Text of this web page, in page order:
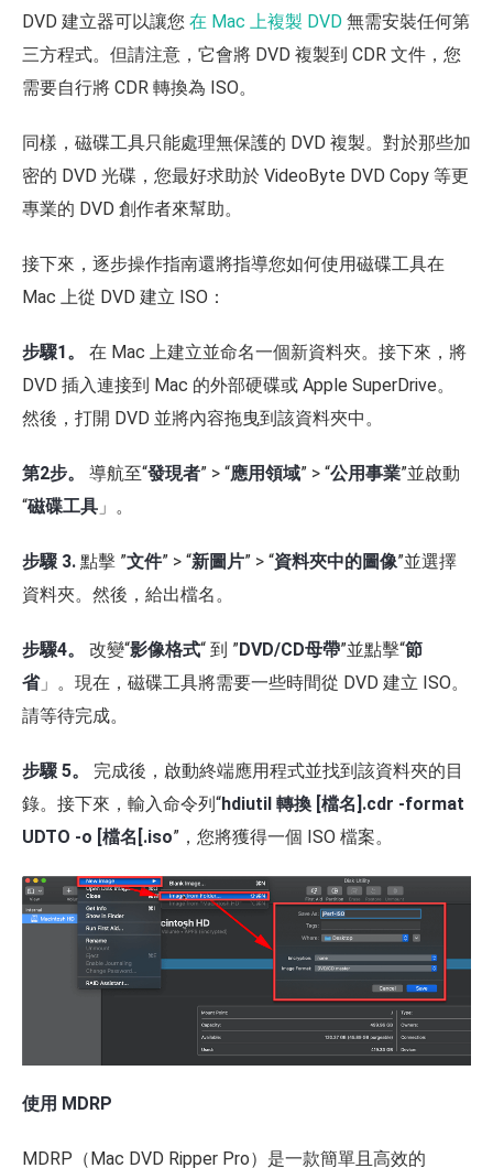
DVD 建立器可以讓您 在 Mac 上複製 DVD 無需安裝任何第
三方程式。但請注意，它會將 DVD 複製到 CDR 文件，您
需要自行將 CDR 轉換為 ISO。
同樣，磁碟工具只能處理無保護的 DVD 複製。對於那些加
密的 DVD 光碟，您最好求助於 VideoByte DVD Copy 等更
專業的 DVD 創作者來幫助。
接下來，逐步操作指南還將指導您如何使用磁碟工具在
Mac 上從 DVD 建立 ISO：
步驟1。
在 Mac 上建立並命名一個新資料夾。接下來，將
DVD 插入連接到 Mac 的外部硬碟或 Apple SuperDrive。
然後，打開 DVD 並將內容拖曳到該資料夾中。
第2步。 導航至“發現者” > “應用領域” > “公用事業”並啟動
“磁碟工具 」。
步驟 3. 點擊 ”文件” > “新圖片” > “資料夾中的圖像”並選擇
資料夾。然後，給出檔名。
步驟4。 改變“影像格式“ 到 ”DVD/CD母帶”並點擊“節
省」。現在，磁碟工具將需要一些時間從 DVD 建立 ISO。
請等待完成。
步驟 5。
完成後，啟動終端應用程式並找到該資料夾的目
錄。接下來，輸入命令列“hdiutil 轉換 [檔名].cdr -format
UDTO -o [檔名[.iso”，您將獲得一個 ISO 檔案。
使用 MDRP
MDRP（Mac DVD Ripper Pro）是一款簡單且高效的